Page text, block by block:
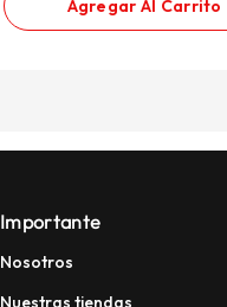
Agregar Al Carrito
Importante
Nosotros